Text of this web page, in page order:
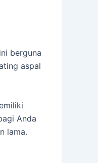
berguna
aspal
Anda
lama.